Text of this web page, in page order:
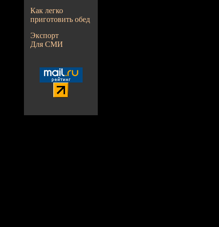
Как легко
приготовить обед
Экспорт
Для СМИ